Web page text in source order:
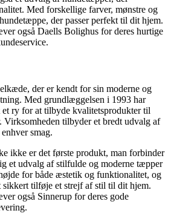
Med forskellige farver, mønstre og
der passer perfekt til dit hjem.
også Daells Bolighus for deres hurtige
der er kendt for sin moderne og
Med grundlæggelsen i 1993 har
ry for at tilbyde kvalitetsprodukter til
Virksomheden tilbyder et bredt udvalg af
smag.
ikke er det første produkt, man forbinder
et udvalg af stilfulde og moderne tæpper
for både æstetik og funktionalitet, og
tilføje et strejf af stil til dit hjem.
også Sinnerup for deres gode